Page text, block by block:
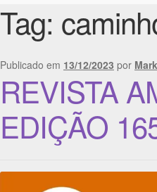
Tag:
Publicado em 13/12/2023 por
REVISTA
EDIÇÃO